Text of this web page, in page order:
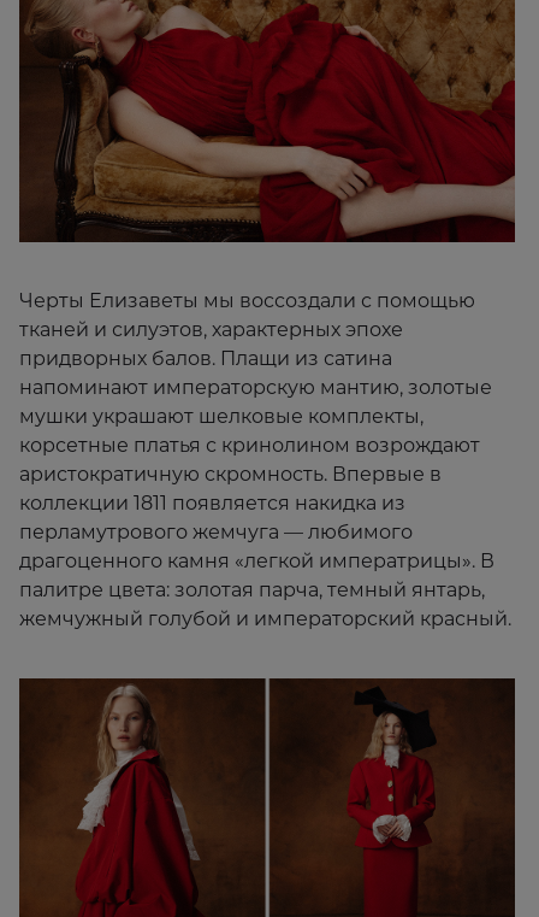
Черты Елизаветы мы воссоздали с помощью
тканей и силуэтов, характерных эпохе
придворных балов. Плащи из сатина
напоминают императорскую мантию, золотые
мушки украшают шелковые комплекты,
корсетные платья с кринолином возрождают
аристократичную скромность. Впервые в
коллекции 1811 появляется накидка из
перламутрового жемчуга — любимого
драгоценного камня «легкой императрицы». В
палитре цвета: золотая парча, темный янтарь,
жемчужный голубой и императорский красный.